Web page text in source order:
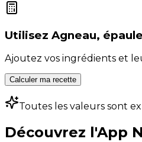
Utilisez Agneau,
Ajoutez vos ingrédients et
Calculer ma recette
Toutes les valeurs sont
Découvrez l'App